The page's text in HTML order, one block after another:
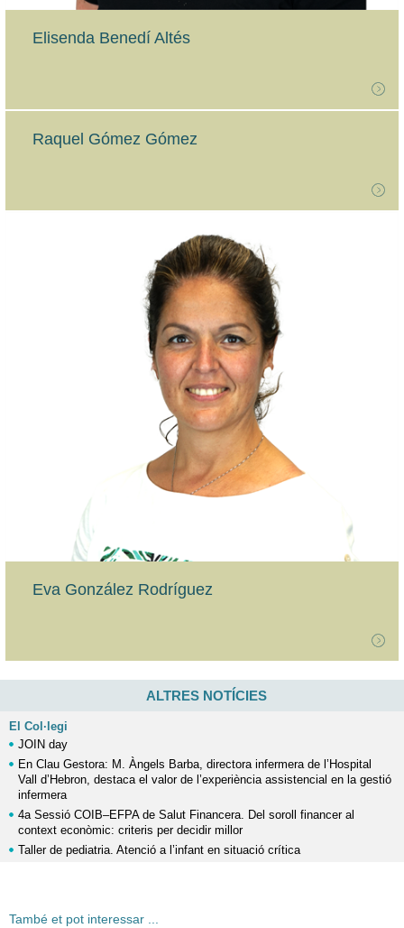
Elisenda Benedí Altés
Raquel Gómez Gómez
Eva González Rodríguez
ALTRES NOTÍCIES
El Col·legi
JOIN day
En Clau Gestora: M. Àngels Barba, directora infermera de l’Hospital
Vall d’Hebron, destaca el valor de l’experiència assistencial en la gestió
infermera
4a Sessió COIB–EFPA de Salut Financera. Del soroll financer al
context econòmic: criteris per decidir millor
Taller de pediatria. Atenció a l’infant en situació crítica
També et pot interessar ...